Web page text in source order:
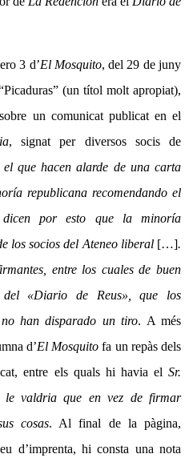
3 d’El Mosquito, del 29 de juny
(un títol molt apropiat),
un comunicat publicat en el
, signat per diversos socis de
el que hacen alarde de una carta
republicana recomendando el
por esto que la minoría
los socios del Ateneo liberal[…].
entre los cuales de buen
«Diario de Reus», que los
han disparado un tiro. A més
d’El Mosquitofa un repàs dels
entre els quals hi havia el Sr.
le valdria que en vez de firmar
cosas. Al final de la pàgina,
d’imprenta, hi consta una nota